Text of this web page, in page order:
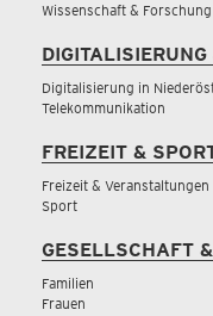
Wissenschaft & Forschung
Digitalisierung in
Telekommunikation
FREIZEIT &
Freizeit & Veranstaltungen
Sport
GESELLSCHAFT
Familien
Frauen